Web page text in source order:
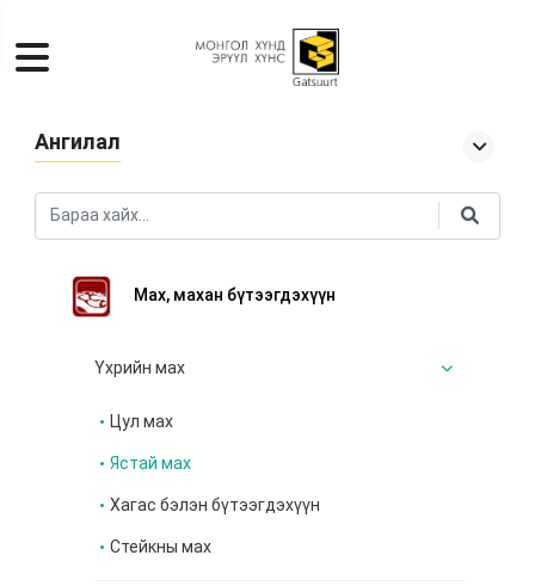
Ангилал
Мах, махан бүтээгдэхүүн
Үхрийн мах
Цул мах
Ястай мах
Хагас бэлэн бүтээгдэхүүн
Стейкны мах